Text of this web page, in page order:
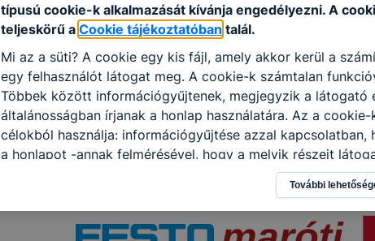
típusú cookie-k alkalmazását kívánja engedélyezni. A
teljeskörű a Cookie tájékoztatóban talál.
Mi az a süti? A cookie egy kis fájl, amely akkor kerül a
egy felhasználót látogat meg. A cookie-k számtalan
Többek között információgyűjtenek, megjegyzik a látogató
általánosságban írjanak a honlap használatára. Az a
célokból használja: információgyűjtése azzal kapcsolatban,
a honlapot -annak felmérésével, hogy a melyik részeit
legjobban, így megtudhatjuk, hogyan biztosítjuk Önnek
élményt, ha ismét meglátogatja oldalunkat, honlap
ellenőrizheti és hogyan tudja kikapcsolni a cookie-kat?
engedélyezi a cookie-k beállításának megváltoztatását.
A
További